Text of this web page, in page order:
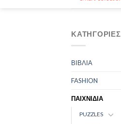
ΚΑΤΗΓΟΡΊΕΣ
ΒΙΒΛΙΑ
FASHION
ΠΑΙΧΝΙΔΙΑ
PUZZLES